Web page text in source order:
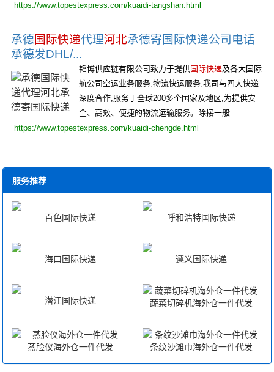
https://www.topestexpress.com/kuaidi-tangshan.html
承德国际快递代理河北承德寄国际快递公司电话
承德发DHL/...
韬博供应链有限公司致力于提供国际快递及各大国际
航公司空运业务服务,物流快运服务,我司与四大快递
深度合作,服务于全球200多个国家及地区,为提供安
全、高效、便捷的物流运输服务。除接一般...
https://www.topestexpress.com/kuaidi-chengde.html
服务推荐
百色国际快递 呼和浩特国际快递
海口国际快递 遵义国际快递
潜江国际快递 蔬菜切碎机海外仓一件代发
蒸脸仪海外仓一件代发 条纹沙滩巾海外仓一件代发